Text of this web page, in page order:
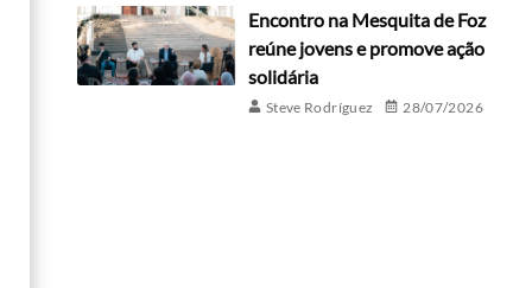
Encontro na Mesquita de Foz
reúne jovens e promove ação
solidária
Steve Rodríguez 28/07/2026